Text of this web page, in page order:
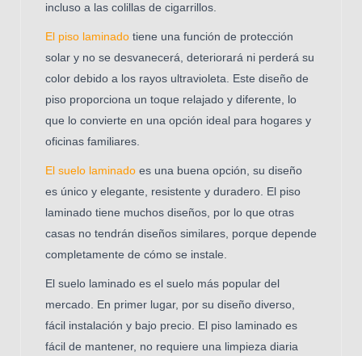
incluso a las colillas de cigarrillos.
El piso laminado tiene una función de protección
solar y no se desvanecerá, deteriorará ni perderá su
color debido a los rayos ultravioleta. Este diseño de
piso proporciona un toque relajado y diferente, lo
que lo convierte en una opción ideal para hogares y
oficinas familiares.
El suelo laminado es una buena opción, su diseño
es único y elegante, resistente y duradero. El piso
laminado tiene muchos diseños, por lo que otras
casas no tendrán diseños similares, porque depende
completamente de cómo se instale.
El suelo laminado es el suelo más popular del
mercado. En primer lugar, por su diseño diverso,
fácil instalación y bajo precio. El piso laminado es
fácil de mantener, no requiere una limpieza diaria